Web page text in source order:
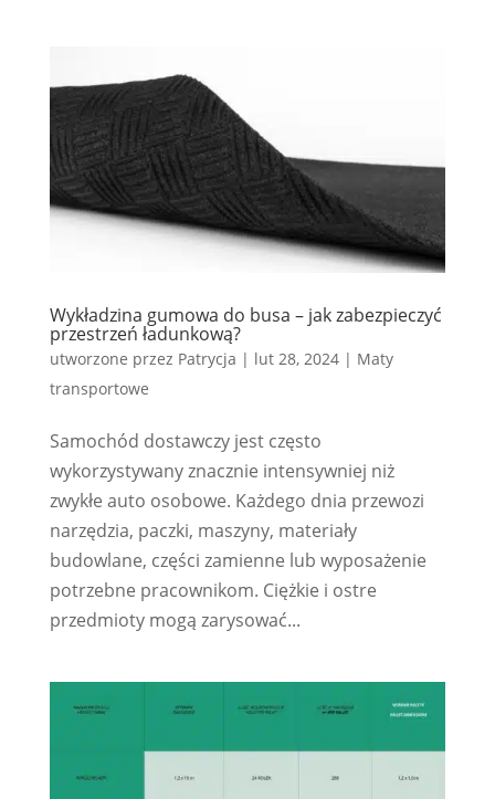
Wykładzina gumowa do busa – jak zabezpieczyć
przestrzeń ładunkową?
utworzone przez Patrycja | lut 28, 2024| Maty
transportowe
Samochód dostawczy jest często
wykorzystywany znacznie intensywniej niż
zwykłe auto osobowe. Każdego dnia przewozi
narzędzia, paczki, maszyny, materiały
budowlane, części zamienne lub wyposażenie
potrzebne pracownikom. Ciężkie i ostre
przedmioty mogą zarysować...